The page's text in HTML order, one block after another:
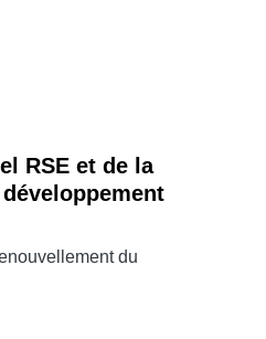
RSE et de la
du